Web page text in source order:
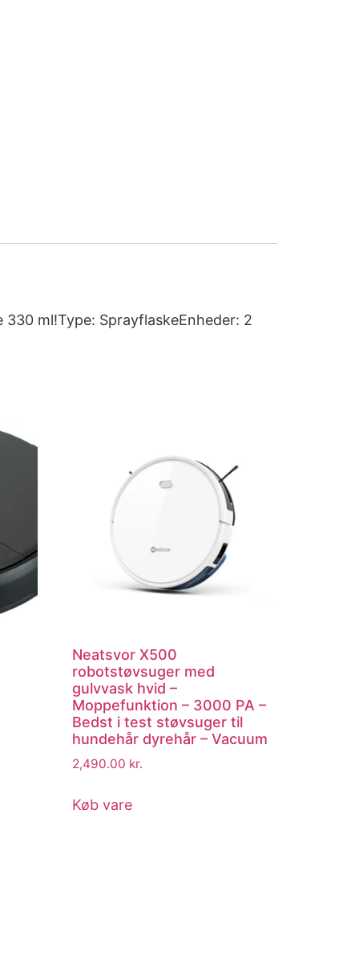
ml!Type: SprayflaskeEnheder: 2
Neatsvor X500
robotstøvsuger med
gulvvask hvid –
Moppefunktion – 3000 PA –
Bedst i test støvsuger til
hundehår dyrehår – Vacuum
2,490.00 kr.
Køb vare